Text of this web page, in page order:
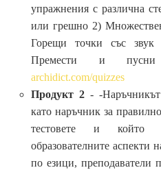
упражнения с различна
или грешно 2)
Горещи точки със
Премести и
archidict.com/quizzes
Продукт 2 - -
като наръчник за
тестовете и който
образователните аспекти
по езици, преподаватели